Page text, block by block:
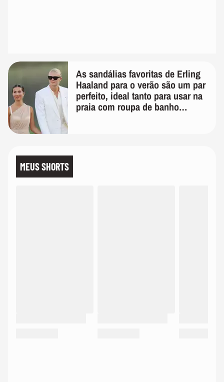
As sandálias favoritas de Erling
Haaland para o verão são um par
perfeito, ideal tanto para usar na
praia com roupa de banho
MEUS SHORTS